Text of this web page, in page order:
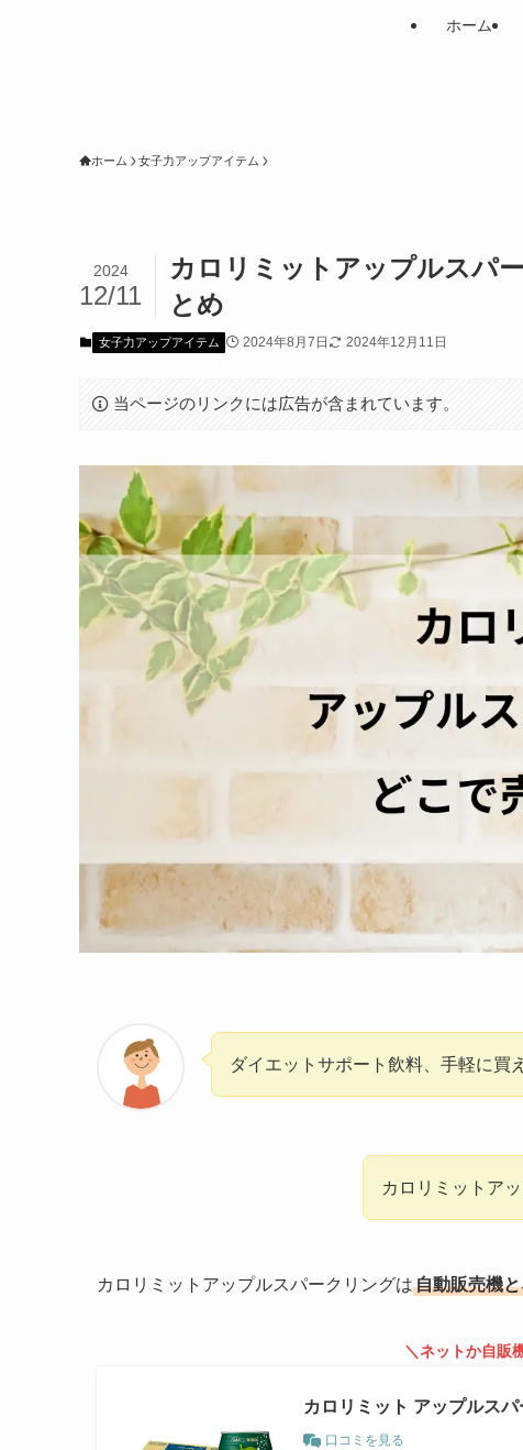
ホーム
ホーム 女子力アップアイテム
カロリミットアップルスパ
とめ
2024
12/11
女子力アップアイテム 2024年8月7日 2024年12月11日
当ページのリンクには広告が含まれています。
ダイエットサポート飲料、手軽に買
カロリミットア
カロリミットアップルスパークリングは自動販売機
＼ネットか自販
カロリミット アップルス
口コミを見る